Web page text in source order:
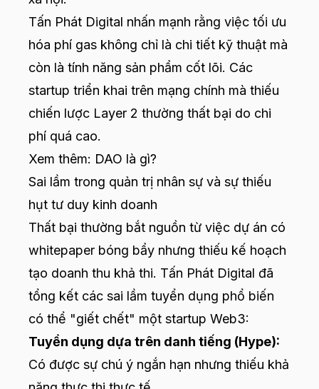
Tấn Phát Digital nhấn mạnh rằng việc tối ưu
hóa phí gas không chỉ là chi tiết kỹ thuật mà
còn là tính năng sản phẩm cốt lõi. Các
startup triển khai trên mạng chính mà thiếu
chiến lược Layer 2 thường thất bại do chi
phí quá cao.
Xem thêm: DAO là gì?
Sai lầm trong quản trị nhân sự và sự thiếu
hụt tư duy kinh doanh
Thất bại thường bắt nguồn từ việc dự án có
whitepaper bóng bẩy nhưng thiếu kế hoạch
tạo doanh thu khả thi. Tấn Phát Digital đã
tổng kết các sai lầm tuyển dụng phổ biến
có thể "giết chết" một startup Web3:
Tuyển dụng dựa trên danh tiếng (Hype):
Có được sự chú ý ngắn hạn nhưng thiếu khả